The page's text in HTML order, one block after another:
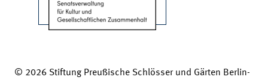
© 2026 Stiftung Preußische Schlösser und Gärten Berlin-